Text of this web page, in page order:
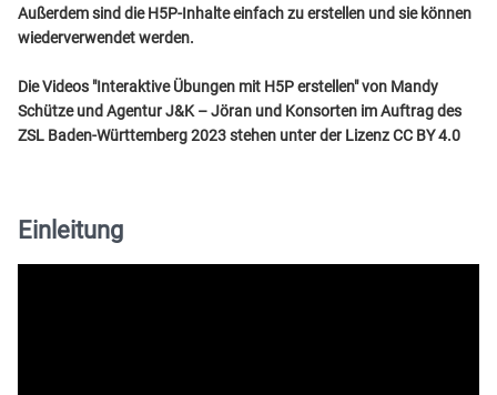
Außerdem sind die H5P-Inhalte einfach zu erstellen und sie können
wiederverwendet werden.
Die Videos "Interaktive Übungen mit H5P erstellen" von Mandy
Schütze und Agentur J&K – Jöran und Konsorten im Auftrag des
ZSL Baden-Württemberg 2023 stehen unter der Lizenz CC BY 4.0
Einleitung